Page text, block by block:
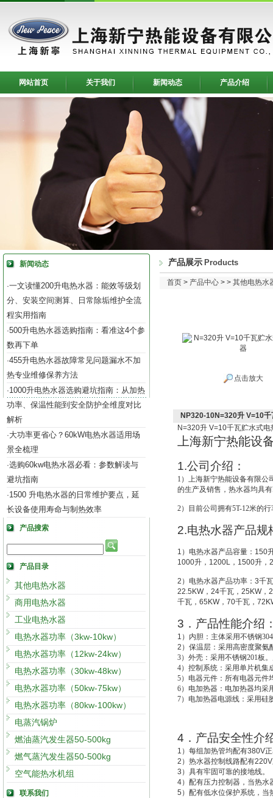
网站首页 关于我们 新闻动态 产品介绍
新闻动态
·一文读懂200升电热水器：能效等级划
分、安装空间测算、日常除垢维护全流
程实用指南
·500升电热水器选购指南：看准这4个参
数再下单
·455升电热水器故障常见问题漏水不加
热专业维修保养方法
·1000升电热水器选购避坑指南：从加热
功率、保温性能到安全防护全维度对比
解析
·大功率更省心？60kW电热水器适用场
景全梳理
·选购60kw电热水器必看：参数解读与
避坑指南
·1500 升电热水器的日常维护要点，延
长设备使用寿命与制热效率
产品搜索
产品目录
其他电热水器
商用电热水器
工业电热水器
电热水器功率（3kw-10kw）
电热水器功率（12kw-24kw）
电热水器功率（30kw-48kw）
电热水器功率（50kw-75kw）
电热水器功率（80kw-100kw）
电蒸汽锅炉
燃油蒸汽发生器50-500kg
燃气蒸汽发生器50-500kg
空气能热水机组
联系我们
产品展示 Products
首页 > 产品中心 > > 其他电热水
点击放大
NP320-10N=320升 V=10
N=320升 V=10千瓦贮水式电
上海新宁热能设
1.公司介绍：
1 ）上海新宁热能设备有限公
的生产及销售，热水器均具
2）目前公司拥有5T-12米的
2.电热水器产品规
1 ）电热水器产品容量： 150
1000升 ， 1200L ， 1500升 ，
2 ）电热水器产品功率： 3千
22.5KW， 24千瓦， 25KW，
千瓦， 65KW， 70千瓦，
3 ．产品性能介绍
1 ） 内胆：主体采用不锈钢
2 ） 保温层：采用高密度聚氨
3）外壳：采用不锈钢201板
4）控制系统：采用单片机集
5）电器元件：所有电器元件
6）电加热器：电加热器均采
7）电加热器电源线：采用硅
4 ．产品安全性介
1 ）每组加热管均配有380V
2 ）热水器控制线路配有220V
3 ）具有牢固可靠的接地线。
4）配有压力控制器，当热水
5 ）配有低水位保护系统， 当